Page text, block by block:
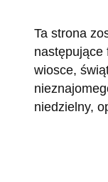
Ta strona
następujące
wiosce,
niedzielny,